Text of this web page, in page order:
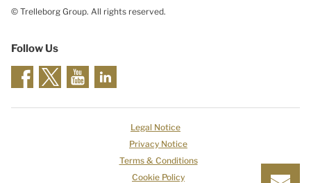
© Trelleborg Group. All rights reserved.
Follow Us
Legal Notice
Privacy Notice
Terms & Conditions
Cookie Policy